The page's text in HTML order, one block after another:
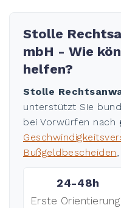
Stolle
mbH - Wie
helfen?
Stolle
unterstützt Sie
bei Vorwürfen nach
Bußgeldbescheiden,
24-48h
Erste